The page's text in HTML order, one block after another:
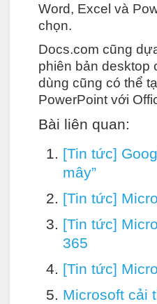
Word, Excel và
chọn.
Docs.com cũng
phiên bản desktop
dùng cũng có thể
PowerPoint với
Bài liên quan:
[Tin tức]
mây”
[Tin tức]
[Tin tức]
365
[Tin tức]
Microsoft cải